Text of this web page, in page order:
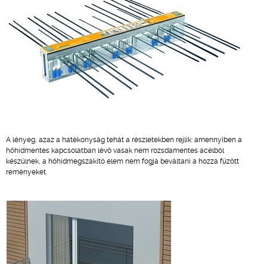
A lényeg, azaz a hatékonyság tehát a részletekben rejlik: amennyiben a
hőhídmentes kapcsolatban lévő vasak nem rozsdamentes acélból
készülnek, a hőhídmegszakító elem nem fogja beváltani a hozzá fűzött
reményeket.